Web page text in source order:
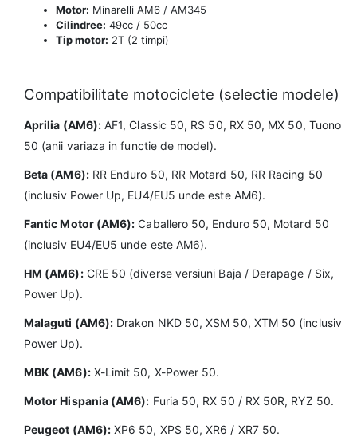
Motor: Minarelli AM6 / AM345
Cilindree: 49cc / 50cc
Tip motor: 2T (2 timpi)
Compatibilitate motociclete (selectie modele)
Aprilia (AM6):AF1, Classic 50, RS 50, RX 50, MX 50, Tuono
50 (anii variaza in functie de model).
Beta (AM6):RR Enduro 50, RR Motard 50, RR Racing 50
(inclusiv Power Up, EU4/EU5 unde este AM6).
Fantic Motor (AM6): Caballero 50, Enduro 50, Motard 50
(inclusiv EU4/EU5 unde este AM6).
HM (AM6):CRE 50 (diverse versiuni Baja / Derapage / Six,
Power Up).
Malaguti (AM6): Drakon NKD 50, XSM 50, XTM 50 (inclusiv
Power Up).
MBK (AM6):X-Limit 50, X-Power 50.
Motor Hispania (AM6): Furia 50, RX 50 / RX 50R, RYZ 50.
Peugeot (AM6):XP6 50, XPS 50, XR6 / XR7 50.